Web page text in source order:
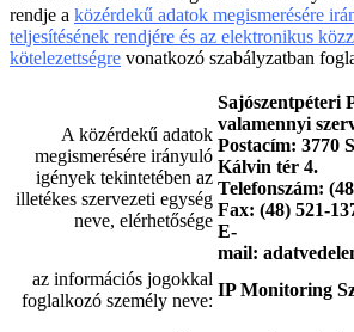
rendje a közérdekű adatok megismerésére
teljesítésének rendjére és az elektronikus
kötelezettségre vonatkozó szabályzatban
A közérdekű adatok
megismerésére irányuló
igények tekintetében az
illetékes szervezeti egység
neve, elérhetősége
Sajószentpéteri
valamennyi
Postacím: 3770
Kálvin tér 4.
Telefonszám:
Fax: (48) 521-
E-
mail:
az információs jogokkal
foglalkozó személy neve:
IP Monitoring